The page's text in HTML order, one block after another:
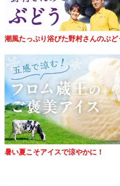
潮風たっぷり浴びた野村さんのぶど
暑い夏こそアイスで涼やかに！